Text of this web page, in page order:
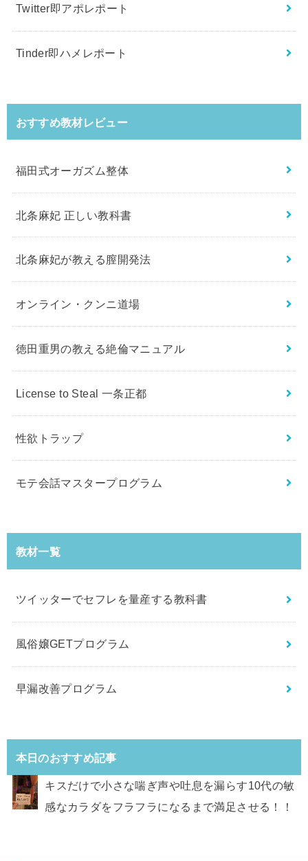
Twitter即アポレポート
Tinder即ハメレポート
おすすめ教材レビュー
福田式オーガズム整体
北条麻妃 正しい教科書
北条麻妃が教える膣開発法
オンライン・クンニ道場
徳田重男の教える絶倫マニュアル
License to Steal 一条正都
性欲トラップ
モテ会話マスタープログラム
教材一覧
ツイッターでセフレを量産する教科書
風俗嬢GETプログラム
早漏改善プログラム
本日のおすすめ記事
キスだけで小さな喘ぎ声や吐息を漏らす10代の敏
感なカラダをフラフラになるまで満足させる！！